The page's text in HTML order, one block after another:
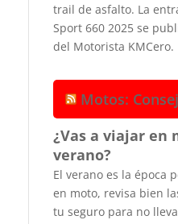
trail de asfalto. La
Sport 660 2025 se
del Motorista KMCero.
Motos:
¿Vas a viajar en
verano?
El verano es la época
en moto, revisa bien
tu seguro para no